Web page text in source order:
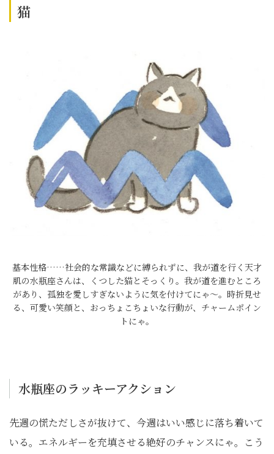
猫
基本性格……社会的な常識などに縛られずに、我が道を行く天才
肌の水瓶座さんは、くつした猫とそっくり。我が道を進むところ
があり、孤独を愛しすぎないように気を付けてにゃ～。時折見せ
る、可愛い笑顔と、おっちょこちょいな行動が、チャームポイン
トにゃ。
水瓶座のラッキーアクション
先週の慌ただしさが抜けて、今週はいい感じに落ち着いて
いる。エネルギーを充填させる絶好のチャンスにゃ。こう